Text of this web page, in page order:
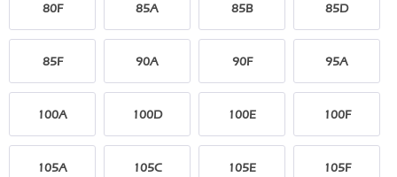
80F 85A 85B 85D
85F 90A 90F 95A
100A 100D 100E 100F
105A 105C 105E 105F